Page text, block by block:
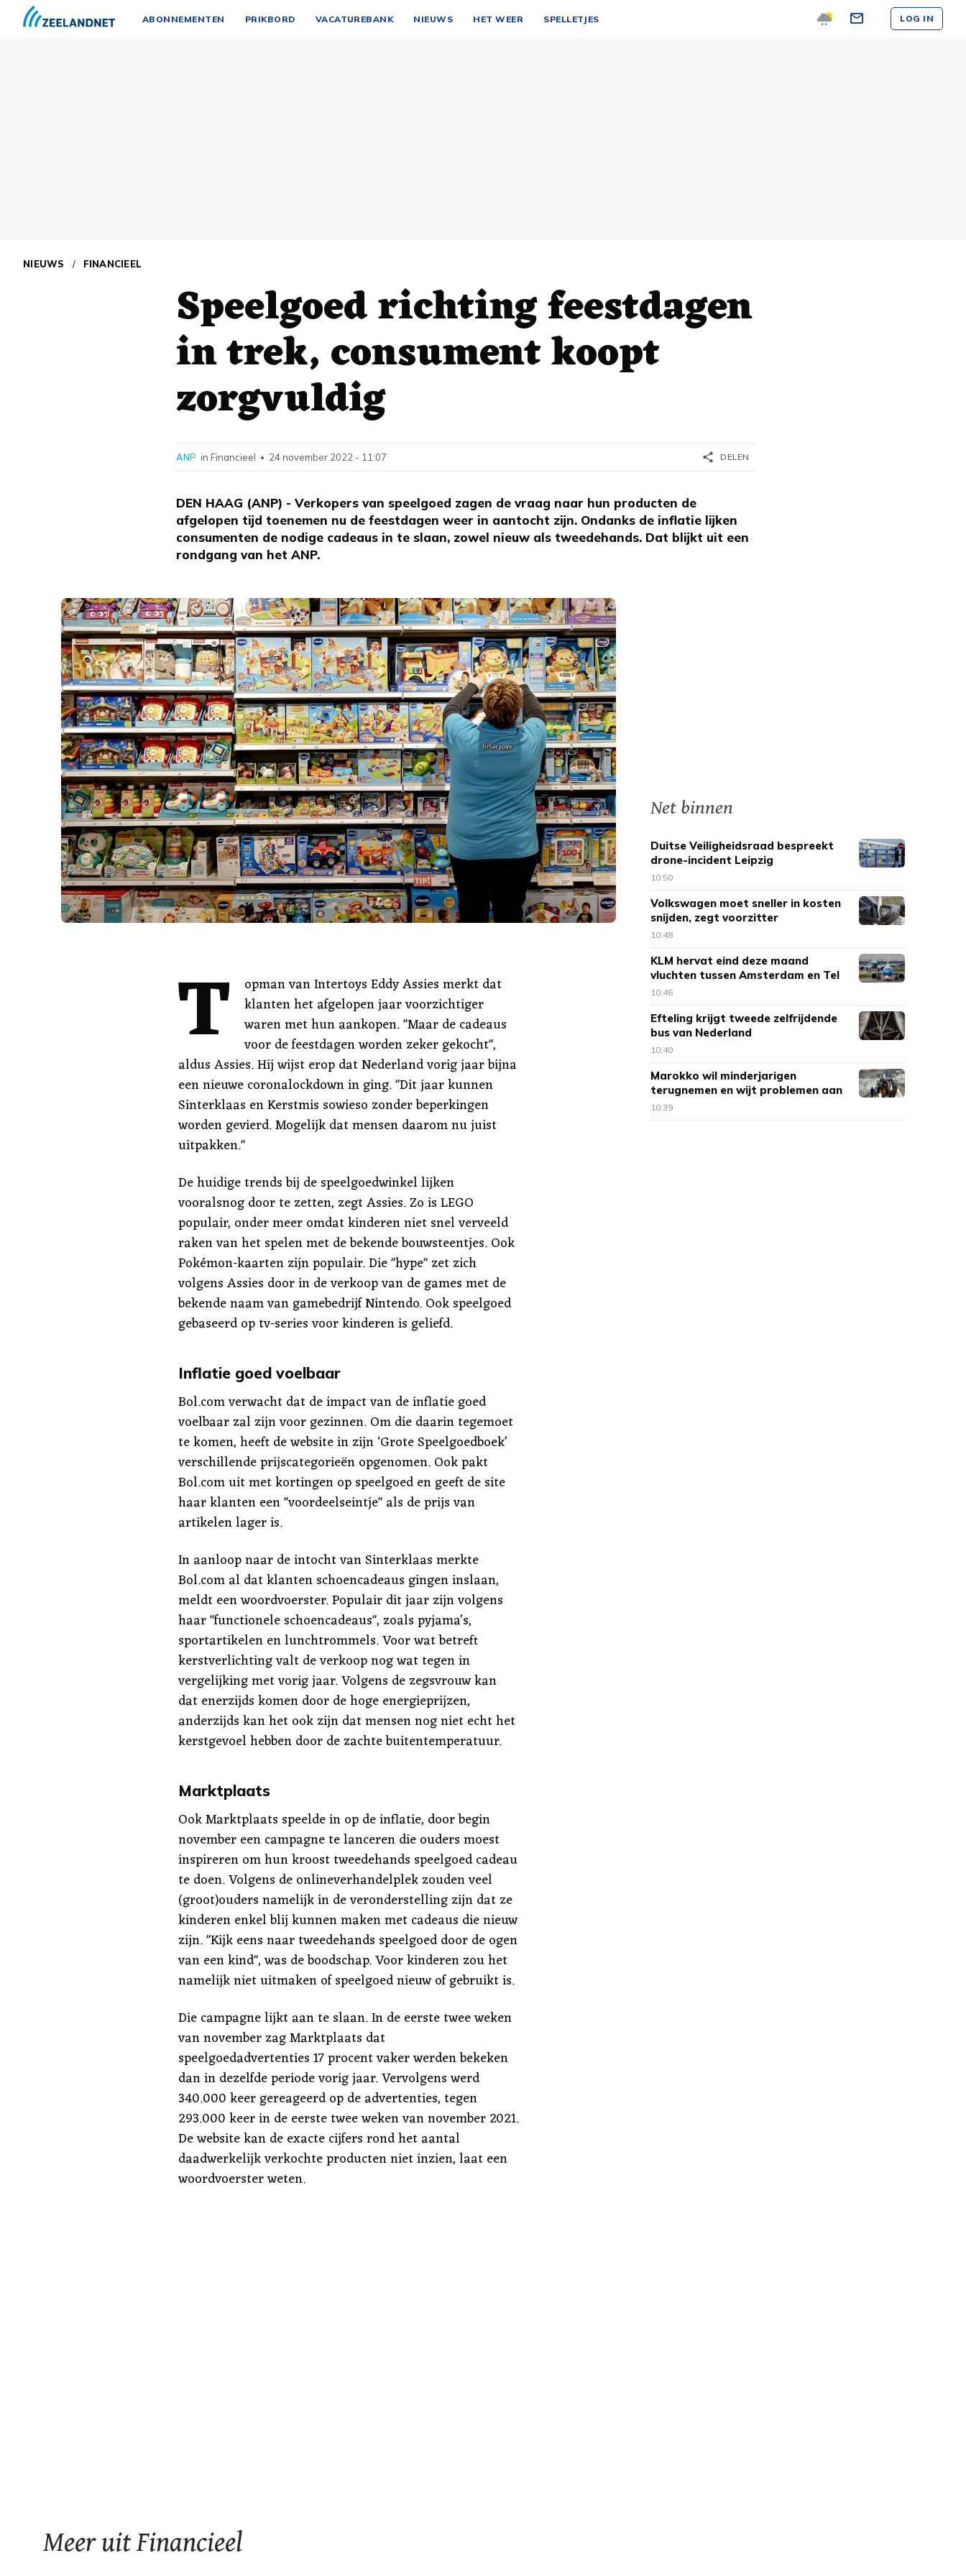
ABONNEMENTEN PRIKBORD VACATUREBANK NIEUWS HET WEER SPELLETJES LOG IN
NIEUWS / FINANCIEEL
Speelgoed richting feestdagen
in trek, consument koopt
zorgvuldig
DEN HAAG (ANP) - Verkopers van speelgoed zagen de vraag naar hun producten de
afgelopen tijd toenemen nu de feestdagen weer in aantocht zijn. Ondanks de inflatie lijken
consumenten de nodige cadeaus in te slaan, zowel nieuw als tweedehands. Dat blijkt uit een
rondgang van het ANP.
ANP in Financieel • 24 november 2022 - 11:07 share DELEN
T
opman van Intertoys Eddy Assies merkt dat
klanten het afgelopen jaar voorzichtiger
waren met hun aankopen. "Maar de cadeaus
voor de feestdagen worden zeker gekocht",
aldus Assies. Hij wijst erop dat Nederland vorig jaar bijna
een nieuwe coronalockdown in ging. "Dit jaar kunnen
Sinterklaas en Kerstmis sowieso zonder beperkingen
worden gevierd. Mogelijk dat mensen daarom nu juist
uitpakken."
De huidige trends bij de speelgoedwinkel lijken
vooralsnog door te zetten, zegt Assies. Zo is LEGO
populair, onder meer omdat kinderen niet snel verveeld
raken van het spelen met de bekende bouwsteentjes. Ook
Pokémon-kaarten zijn populair. Die "hype" zet zich
volgens Assies door in de verkoop van de games met de
bekende naam van gamebedrijf Nintendo. Ook speelgoed
gebaseerd op tv-series voor kinderen is geliefd.
Inflatie goed voelbaar
Bol.com verwacht dat de impact van de inflatie goed
voelbaar zal zijn voor gezinnen. Om die daarin tegemoet
te komen, heeft de website in zijn ‘Grote Speelgoedboek’
verschillende prijscategorieën opgenomen. Ook pakt
Bol.com uit met kortingen op speelgoed en geeft de site
haar klanten een "voordeelseintje" als de prijs van
artikelen lager is.
In aanloop naar de intocht van Sinterklaas merkte
Bol.com al dat klanten schoencadeaus gingen inslaan,
meldt een woordvoerster. Populair dit jaar zijn volgens
haar "functionele schoencadeaus", zoals pyjama’s,
sportartikelen en lunchtrommels. Voor wat betreft
kerstverlichting valt de verkoop nog wat tegen in
vergelijking met vorig jaar. Volgens de zegsvrouw kan
dat enerzijds komen door de hoge energieprijzen,
anderzijds kan het ook zijn dat mensen nog niet echt het
kerstgevoel hebben door de zachte buitentemperatuur.
Marktplaats
Ook Marktplaats speelde in op de inflatie, door begin
november een campagne te lanceren die ouders moest
inspireren om hun kroost tweedehands speelgoed cadeau
te doen. Volgens de onlineverhandelplek zouden veel
(groot)ouders namelijk in de veronderstelling zijn dat ze
kinderen enkel blij kunnen maken met cadeaus die nieuw
zijn. "Kijk eens naar tweedehands speelgoed door de ogen
van een kind", was de boodschap. Voor kinderen zou het
namelijk niet uitmaken of speelgoed nieuw of gebruikt is.
Die campagne lijkt aan te slaan. In de eerste twee weken
van november zag Marktplaats dat
speelgoedadvertenties 17 procent vaker werden bekeken
dan in dezelfde periode vorig jaar. Vervolgens werd
340.000 keer gereageerd op de advertenties, tegen
293.000 keer in de eerste twee weken van november 2021.
De website kan de exacte cijfers rond het aantal
daadwerkelijk verkochte producten niet inzien, laat een
woordvoerster weten.
Meer uit Financieel
Net binnen
Duitse Veiligheidsraad bespreekt
drone-incident Leipzig
10:50
Volkswagen moet sneller in kosten
snijden, zegt voorzitter
10:48
KLM hervat eind deze maand
vluchten tussen Amsterdam en Tel
Aviv
10:46
Efteling krijgt tweede zelfrijdende
bus van Nederland
10:40
Marokko wil minderjarigen
terugnemen en wijt problemen aan
Spanje
10:39